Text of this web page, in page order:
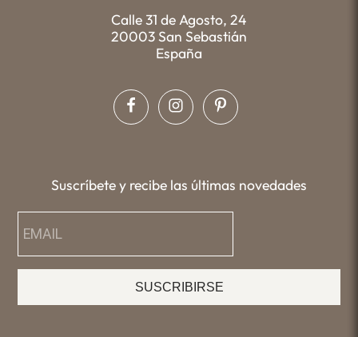
Calle 31 de Agosto, 24
20003 San Sebastián
España
Suscríbete y recibe las últimas novedades
SUSCRIBIRSE